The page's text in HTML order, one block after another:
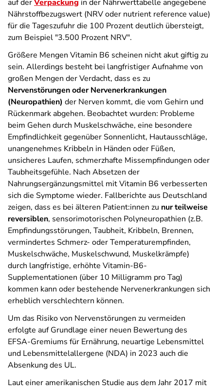
auf derVerpackung in der Nährwerttabelle angegebene
Nährstoffbezugswert (NRV oder nutrient reference value)
für die Tageszufuhr die 100 Prozent deutlich übersteigt,
zum Beispiel "3.500 Prozent NRV".
Größere Mengen Vitamin B6 scheinen nicht akut giftig zu
sein. Allerdings besteht bei langfristiger Aufnahme von
großen Mengen der Verdacht, dass es zu
Nervenstörungen oder Nervenerkrankungen
(Neuropathien) der Nerven kommt, die vom Gehirn und
Rückenmark abgehen. Beobachtet wurden: Probleme
beim Gehen durch Muskelschwäche, eine besondere
Empfindlichkeit gegenüber Sonnenlicht, Hautausschläge,
unangenehmes Kribbeln in Händen oder Füßen,
unsicheres Laufen, schmerzhafte Missempfindungen oder
Taubheitsgefühle. Nach Absetzen der
Nahrungsergänzungsmittel mit Vitamin B6 verbesserten
sich die Symptome wieder. Fallberichte aus Deutschland
zeigen, dass es bei älteren Patient:innen zu nur teilweise
reversiblen, sensorimotorischen Polyneuropathien (z.B.
Empfindungsstörungen, Taubheit, Kribbeln, Brennen,
vermindertes Schmerz- oder Temperaturempfinden,
Muskelschwäche, Muskelschwund, Muskelkrämpfe)
durch langfristige, erhöhte Vitamin-B6-
Supplementationen (über 10 Milligramm pro Tag)
kommen kann oder bestehende Nervenerkrankungen sich
erheblich verschlechtern können.
Um das Risiko von Nervenstörungen zu vermeiden
erfolgte auf Grundlage einer neuen Bewertung des
EFSA-Gremiums für Ernährung, neuartige Lebensmittel
und Lebensmittelallergene (NDA) in 2023 auch die
Absenkung des UL.
Laut einer amerikanischen Studie aus dem Jahr 2017 mit